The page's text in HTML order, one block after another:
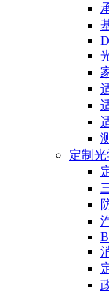
定制